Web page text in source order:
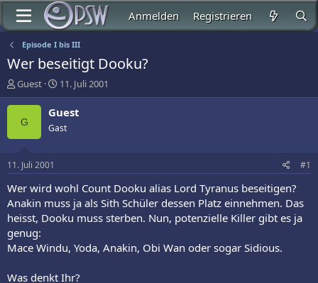
Anmelden Registrieren
Episode I bis III
Wer beseitigt Dooku?
E
r
s
e
r
Guest
E
r
s
e
t
a
11. Juli 2001
G
Guest
Gast
11. Juli 2001 #1
Wer wird wohl Count Dooku alias Lord Tyranus beseitigen?
Anakin muss ja als Sith Schüler dessen Platz einnehmen. Das
heisst, Dooku muss sterben. Nun, potenzielle Killer gibt es ja
genug:
Mace Windu, Yoda, Anakin, Obi Wan oder sogar Sidious.
Was denkt Ihr?